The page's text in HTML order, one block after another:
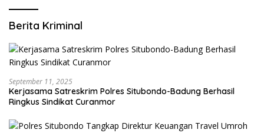
Berita Kriminal
September 11, 2025
Kerjasama Satreskrim Polres Situbondo-Badung Berhasil
Ringkus Sindikat Curanmor